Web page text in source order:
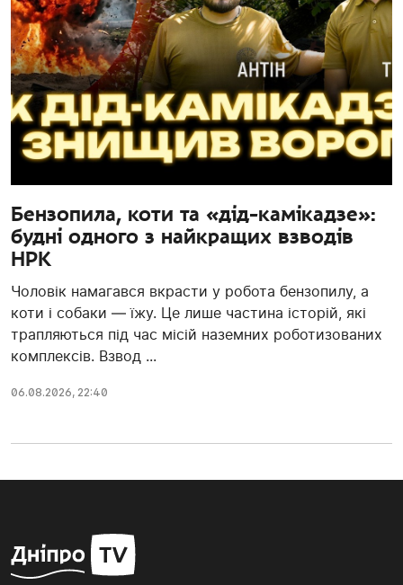
Бензопила, коти та «дід-камікадзе»:
будні одного з найкращих взводів
НРК
Чоловік намагався вкрасти у робота бензопилу, а
коти і собаки — їжу. Це лише частина історій, які
трапляються під час місій наземних роботизованих
комплексів. Взвод ...
06.08.2026, 22:40